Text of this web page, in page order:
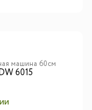
машина 60см
6015